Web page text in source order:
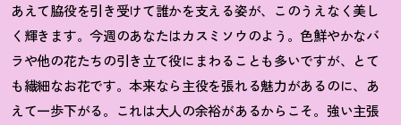
あえて脇役を引き受けて誰かを支える姿が、このうえなく美し
く輝きます。今週のあなたはカスミソウのよう。色鮮やかなバ
ラや他の花たちの引き立て役にまわることも多いですが、とて
も繊細なお花です。本来なら主役を張れる魅力があるのに、あ
えて一歩下がる。これは大人の余裕があるからこそ。強い主張